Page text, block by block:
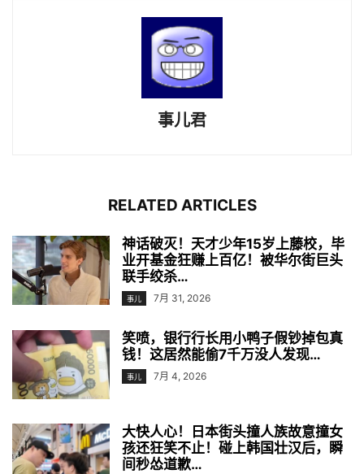
事儿君
RELATED ARTICLES
神话破灭！天才少年15岁上藤校，毕
业开基金狂赚上百亿！被华尔街巨头
联手绞杀…
事儿 7月 31, 2026
笑喷，银行行长用小鸭子假钞掉包真
钱！这居然能偷7千万没人发现…
事儿 7月 4, 2026
大快人心！日本街头撞人族故意撞女
孩还狂笑不止！碰上韩国壮汉后，瞬
间秒怂道歉…